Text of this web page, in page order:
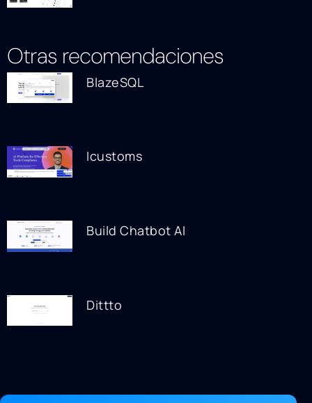
Otras recomendaciones
BlazeSQL
Icustoms
Build Chatbot AI
Dittto